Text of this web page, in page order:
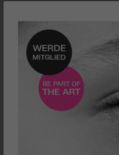
SZENE